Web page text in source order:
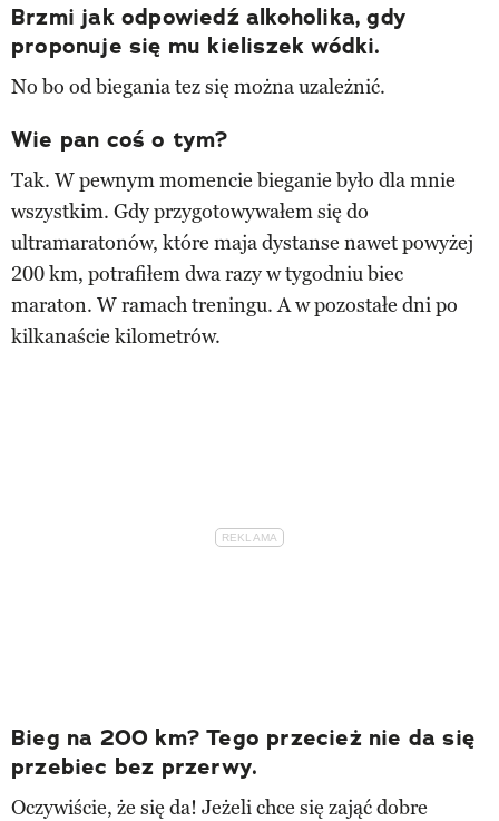
Brzmi jak odpowiedź alkoholika, gdy
proponuje się mu kieliszek wódki.
No bo od biegania tez się można uzależnić.
Wie pan coś o tym?
Tak. W pewnym momencie bieganie było dla mnie
wszystkim. Gdy przygotowywałem się do
ultramaratonów, które maja dystanse nawet powyżej
200 km, potrafiłem dwa razy w tygodniu biec
maraton. W ramach treningu. A w pozostałe dni po
kilkanaście kilometrów.
Bieg na 200 km? Tego przecież nie da się
przebiec bez przerwy.
Oczywiście, że się da! Jeżeli chce się zająć dobre